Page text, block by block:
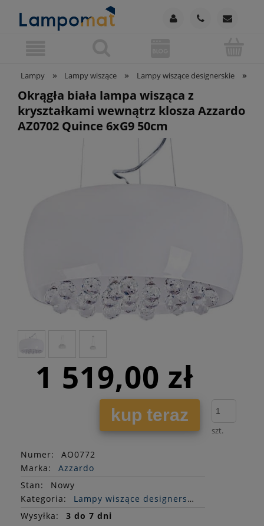
Lampy » Lampy wiszące » Lampy wiszące designerskie »
Okrągła biała lampa wisząca z
kryształkami wewnątrz klosza Azzardo
AZ0702 Quince 6xG9 50cm
1 519,00 zł
kup teraz
szt.
Numer:
AO0772
Marka:
Azzardo
Stan:
Nowy
Kategoria:
Lampy wiszące designerskie
Wysyłka:
3 do 7 dni